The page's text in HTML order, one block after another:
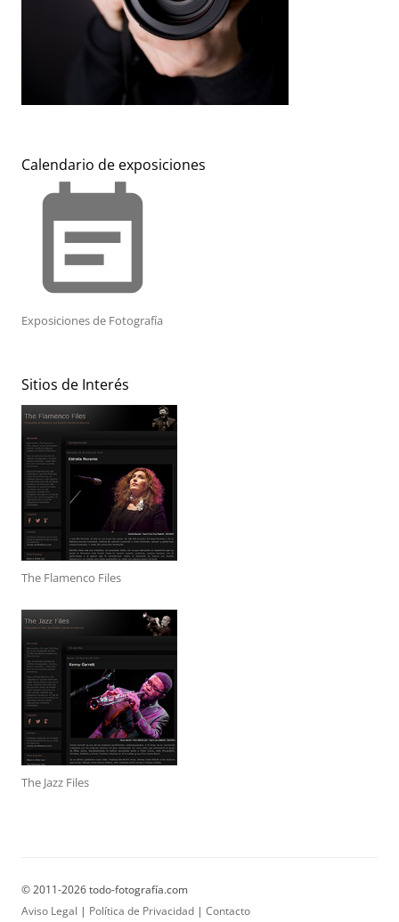
Calendario de exposiciones
event_note
Exposiciones de Fotografía
Sitios de Interés
The Flamenco Files
The Jazz Files
© 2011-2026 todo-fotografía.com
Aviso Legal | Política de Privacidad | Contacto